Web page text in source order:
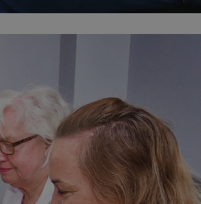
o zgodzie
Rejestruje
i ustawień
w kolejnych
musi ponownie
wygodę i
powiązany z
Microsoft Clarity
do
o sesji
w celu śledzenia
multimedialnych